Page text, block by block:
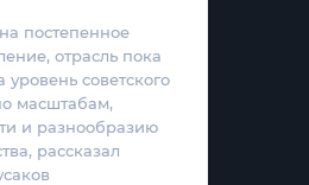
постепенное
отрасль пока
уровень советского
масштабам,
и разнообразию
рассказал